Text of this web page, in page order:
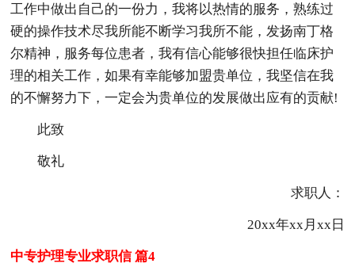
工作中做出自己的一份力，我将以热情的服务，熟练过
硬的操作技术尽我所能不断学习我所不能，发扬南丁格
尔精神，服务每位患者，我有信心能够很快担任临床护
理的相关工作，如果有幸能够加盟贵单位，我坚信在我
的不懈努力下，一定会为贵单位的发展做出应有的贡献!
此致
敬礼
求职人：
20xx年xx月xx日
中专护理专业求职信 篇4